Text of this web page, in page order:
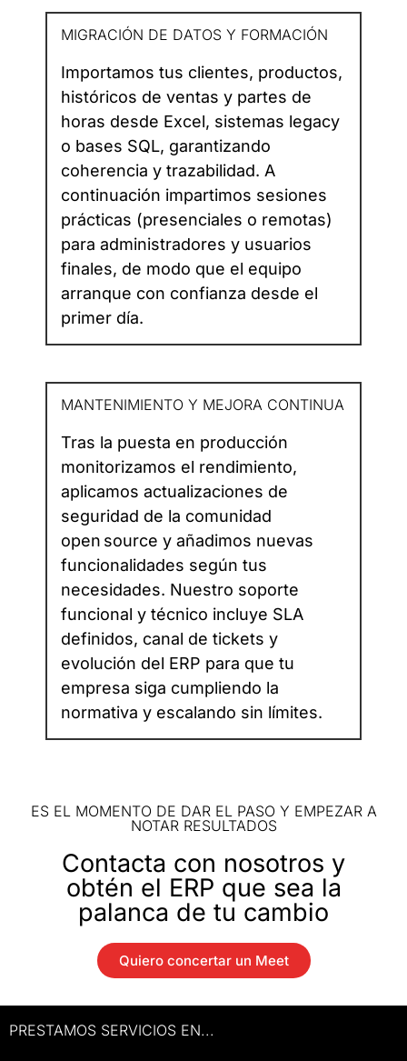
MIGRACIÓN DE DATOS Y FORMACIÓN
Importamos tus clientes, productos,
históricos de ventas y partes de
horas desde Excel, sistemas legacy
o bases SQL, garantizando
coherencia y trazabilidad. A
continuación impartimos sesiones
prácticas (presenciales o remotas)
para administradores y usuarios
finales, de modo que el equipo
arranque con confianza desde el
primer día.
MANTENIMIENTO Y MEJORA CONTINUA
Tras la puesta en producción
monitorizamos el rendimiento,
aplicamos actualizaciones de
seguridad de la comunidad
open source y añadimos nuevas
funcionalidades según tus
necesidades. Nuestro soporte
funcional y técnico incluye SLA
definidos, canal de tickets y
evolución del ERP para que tu
empresa siga cumpliendo la
normativa y escalando sin límites.
ES EL MOMENTO DE DAR EL PASO Y EMPEZAR A
NOTAR RESULTADOS
Contacta con nosotros y
obtén el ERP que sea la
palanca de tu cambio
Quiero concertar un Meet
PRESTAMOS SERVICIOS EN...